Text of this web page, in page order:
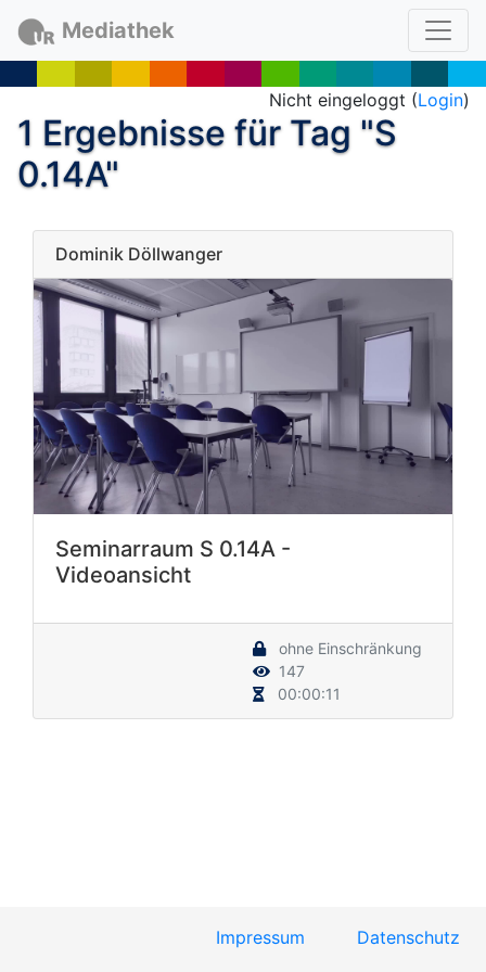
Mediathek
Nicht eingeloggt (Login)
1 Ergebnisse für Tag "S
0.14A"
Dominik Döllwanger
Seminarraum S 0.14A -
Videoansicht
ohne Einschränkung
147
00:00:11
Impressum Datenschutz